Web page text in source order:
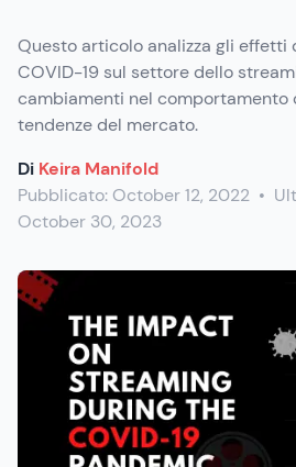
Questo articolo analizza gli effetti
COVID-19 sul settore dello
cambiamenti nel comportamento
tendenze del mercato.
Di Keira Manifold
Pubblicato: October 12, 2022 •
October 30, 2023